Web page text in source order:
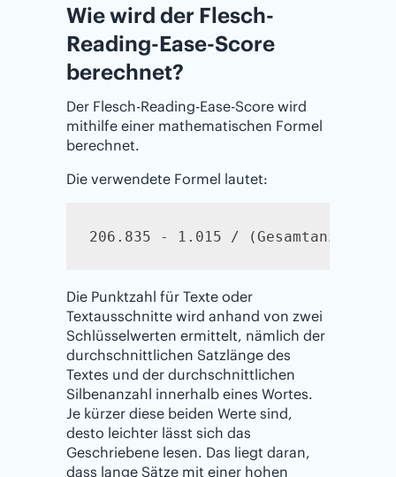
Wie wird der Flesch-
Reading-Ease-Score
berechnet?
Der Flesch-Reading-Ease-Score wird
mithilfe einer mathematischen Formel
berechnet.
Die verwendete Formel lautet:
Die Punktzahl für Texte oder
Textausschnitte wird anhand von zwei
Schlüsselwerten ermittelt, nämlich der
durchschnittlichen Satzlänge des
Textes und der durchschnittlichen
Silbenanzahl innerhalb eines Wortes.
Je kürzer diese beiden Werte sind,
desto leichter lässt sich das
Geschriebene lesen. Das liegt daran,
dass lange Sätze mit einer hohen